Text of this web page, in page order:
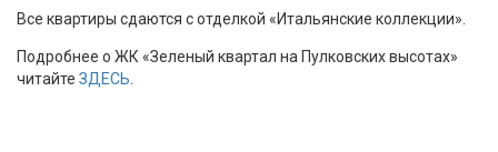
Все квартиры сдаются с отделкой «Итальянские коллекции».
Подробнее о ЖК «Зеленый квартал на Пулковских высотах»
читайте ЗДЕСЬ